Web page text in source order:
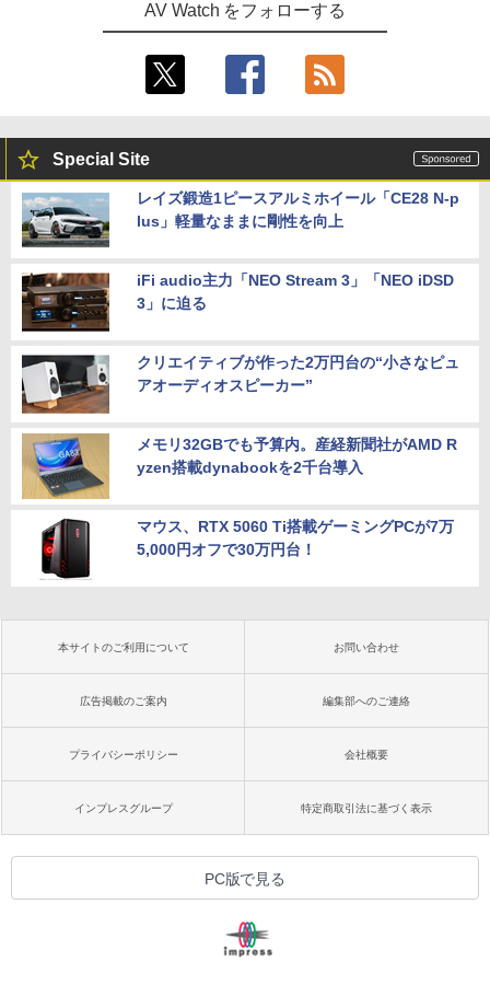
AV Watch をフォローする
Special Site
レイズ鍛造1ピースアルミホイール「CE28 N-p
lus」軽量なままに剛性を向上
iFi audio主力「NEO Stream 3」「NEO iDSD
3」に迫る
クリエイティブが作った2万円台の“小さなピュ
アオーディオスピーカー”
メモリ32GBでも予算内。産経新聞社がAMD R
yzen搭載dynabookを2千台導入
マウス、RTX 5060 Ti搭載ゲーミングPCが7万
5,000円オフで30万円台！
本サイトのご利用について お問い合わせ
広告掲載のご案内 編集部へのご連絡
プライバシーポリシー 会社概要
インプレスグループ 特定商取引法に基づく表示
PC版で見る